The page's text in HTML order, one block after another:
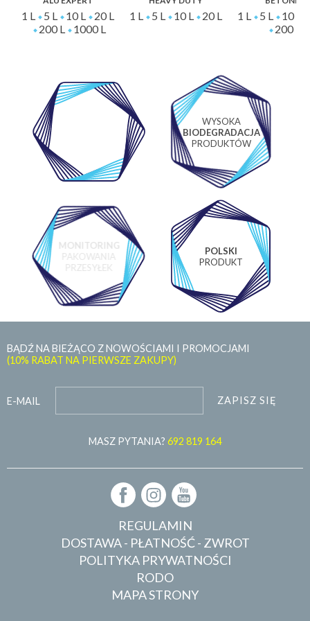
1 L 5 L 10 L
20 L
200 L
1000 L
1 L 5 L 10 L 20 L 1 L 5 L
10 L
200 L
WYSOKA
BIODEGRADACJA
PRODUKTÓW
MONITORING
PAKOWANIA
PRZESYŁEK
POLSKI
PRODUKT
BĄDŹ NA BIEŻĄCO Z NOWOŚCIAMI I PROMOCJAMI
(10% RABAT NA PIERWSZE ZAKUPY)
E-MAIL ZAPISZ SIĘ
MASZ PYTANIA? 692 819 164
REGULAMIN
DOSTAWA - PŁATNOŚĆ - ZWROT
POLITYKA PRYWATNOŚCI
RODO
MAPA STRONY